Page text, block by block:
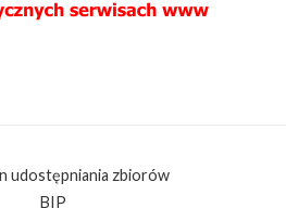
udostępniania zbiorów
BIP